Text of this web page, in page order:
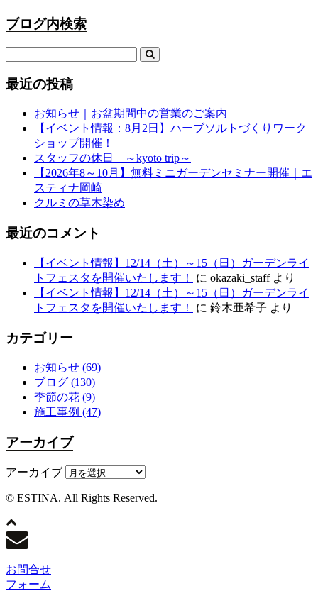
ブログ内検索
最近の投稿
お知らせ｜お盆期間中の営業のご案内
【イベント情報：8月2日】ハーブソルトづくりワーク
ショップ開催！
スタッフの休日 ～kyoto trip～
【2026年8～10月】無料ミニガーデンセミナー開催｜エ
スティナ岡崎
クルミの草木染め
最近のコメント
【イベント情報】12/14（土）～15（日）ガーデンライ
トフェスタを開催いたします！
に okazaki_staffより
【イベント情報】12/14（土）～15（日）ガーデンライ
トフェスタを開催いたします！
に 鈴木亜希子 より
カテゴリー
お知らせ (69)
ブログ (130)
季節の花 (9)
施工事例 (47)
アーカイブ
アーカイブ
© ESTINA. All Rights Reserved.
お問合せ
フォーム